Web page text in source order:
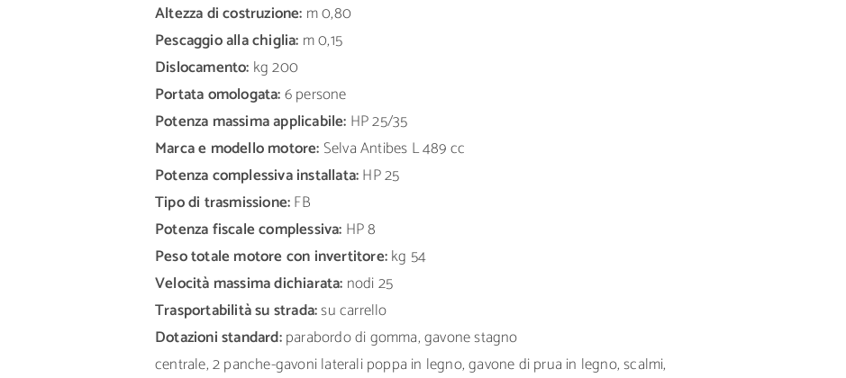
Altezza di costruzione: m 0,80
Pescaggio alla chiglia: m 0,15
Dislocamento: kg 200
Portata omologata:6 persone
Potenza massima applicabile: HP 25/35
Marca e modello motore: Selva Antibes L 489 cc
Potenza complessiva installata:HP 25
Tipo di trasmissione:FB
Potenza fiscale complessiva: HP 8
Peso totale motore con invertitore:kg 54
Velocità massima dichiarata: nodi 25
Trasportabilità su strada:su carrello
Dotazioni standard:parabordo di gomma, gavone stagno
centrale, 2 panche-gavoni laterali poppa in legno, gavone di prua in legno, scalmi,